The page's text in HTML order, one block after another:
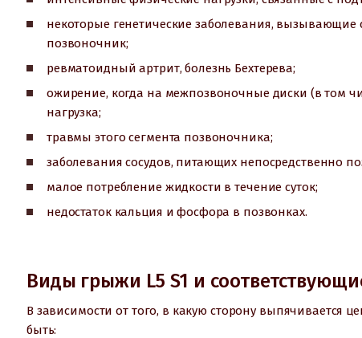
некоторые генетические заболевания,
позвоночник;
ревматоидный артрит, болезнь Бехтерева;
ожирение, когда на межпозвоночные диски (в том
нагрузка;
травмы этого сегмента позвоночника;
заболевания сосудов, питающих непосредственно
малое потребление жидкости в течение суток;
недостаток кальция и фосфора в позвонках.
Виды грыжи L5 S1 и
В зависимости от того, в какую сторону выпячивается
быть: